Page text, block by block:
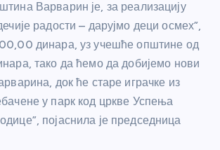
Варварин је, за реализацију
радости – дарујмо деци осмех”,
динара, уз учешће општине од
тако да ћемо да добијемо нови
док ће старе играчке из
у парк код цркве Успења
појаснила је председница